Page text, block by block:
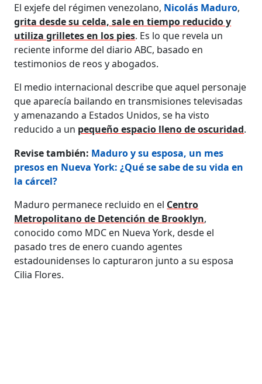
El exjefe del régimen venezolano, Nicolás Maduro,
grita desde su celda, sale en tiempo reducido y
utiliza grilletes en los pies. Es lo que revela un
reciente informe del diario ABC, basado en
testimonios de reos y abogados.
El medio internacional describe que aquel personaje
que aparecía bailando en transmisiones televisadas
y amenazando a Estados Unidos, se ha visto
reducido a un pequeño espacio lleno de oscuridad.
Revise también: Maduro y su esposa, un mes
presos en Nueva York: ¿Qué se sabe de su vida en
la cárcel?
Maduro permanece recluido en el Centro
Metropolitano de Detención de Brooklyn,
conocido como MDC en Nueva York, desde el
pasado tres de enero cuando agentes
estadounidenses lo capturaron junto a su esposa
Cilia Flores.